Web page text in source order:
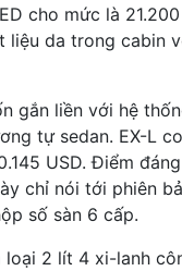
cho mức là
liệu da trong cabin
gắn liền với hệ
tự sedan. EX-L
USD. Điểm
chỉ nói tới phiên
số sàn 6 cấp.
2 lít 4 xi-lanh